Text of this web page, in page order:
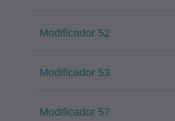
Modificador 52
Modificador 53
Modificador 57